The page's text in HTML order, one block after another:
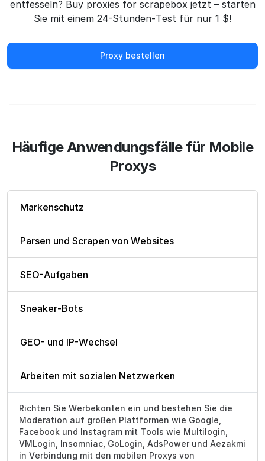
entfesseln? Buy proxies for scrapebox jetzt – starten
Sie mit einem 24-Stunden-Test für nur 1 $!
Proxy bestellen
Häufige Anwendungsfälle für Mobile
Proxys
Markenschutz
Parsen und Scrapen von Websites
SEO-Aufgaben
Sneaker-Bots
GEO- und IP-Wechsel
Arbeiten mit sozialen Netzwerken
Richten Sie Werbekonten ein und bestehen Sie die
Moderation auf großen Plattformen wie Google,
Facebook und Instagram mit Tools wie Multilogin,
VMLogin, Insomniac, GoLogin, AdsPower und Aezakmi
in Verbindung mit den mobilen Proxys von